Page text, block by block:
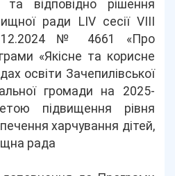
та відповідно рішення
ради LIV сесії VIII
№ 4661 «Про
«Якісне та корисне
освіти Зачепилівської
громади на 2025-
підвищення рівня
харчування дітей,
рада